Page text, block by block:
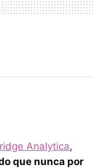
Analytica,
que nunca por